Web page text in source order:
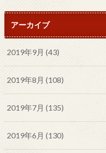
アーカイブ
2019年9月 (43)
2019年8月 (108)
2019年7月 (135)
2019年6月 (130)